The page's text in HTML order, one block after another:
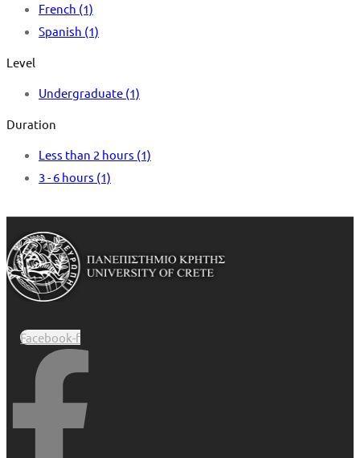
French (1)
Spanish (1)
Level
Undergraduate (1)
Duration
Less than 2 hours (1)
3 - 6 hours (1)
Facebook-f